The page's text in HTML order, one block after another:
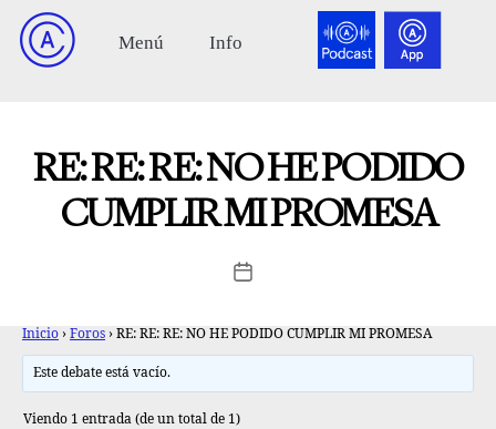
RE: RE: RE: NO HE PODIDO
CUMPLIR MI PROMESA
Inicio › Foros › RE: RE: RE: NO HE PODIDO CUMPLIR MI PROMESA
Este debate está vacío.
Viendo 1 entrada (de un total de 1)